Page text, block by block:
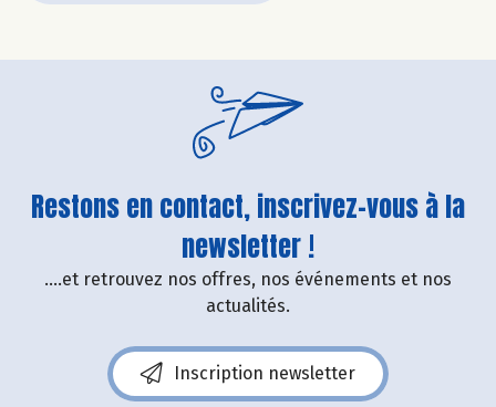
Restons en contact, inscrivez-vous à la
newsletter !
....et retrouvez nos offres, nos événements et nos
actualités.
Inscription newsletter